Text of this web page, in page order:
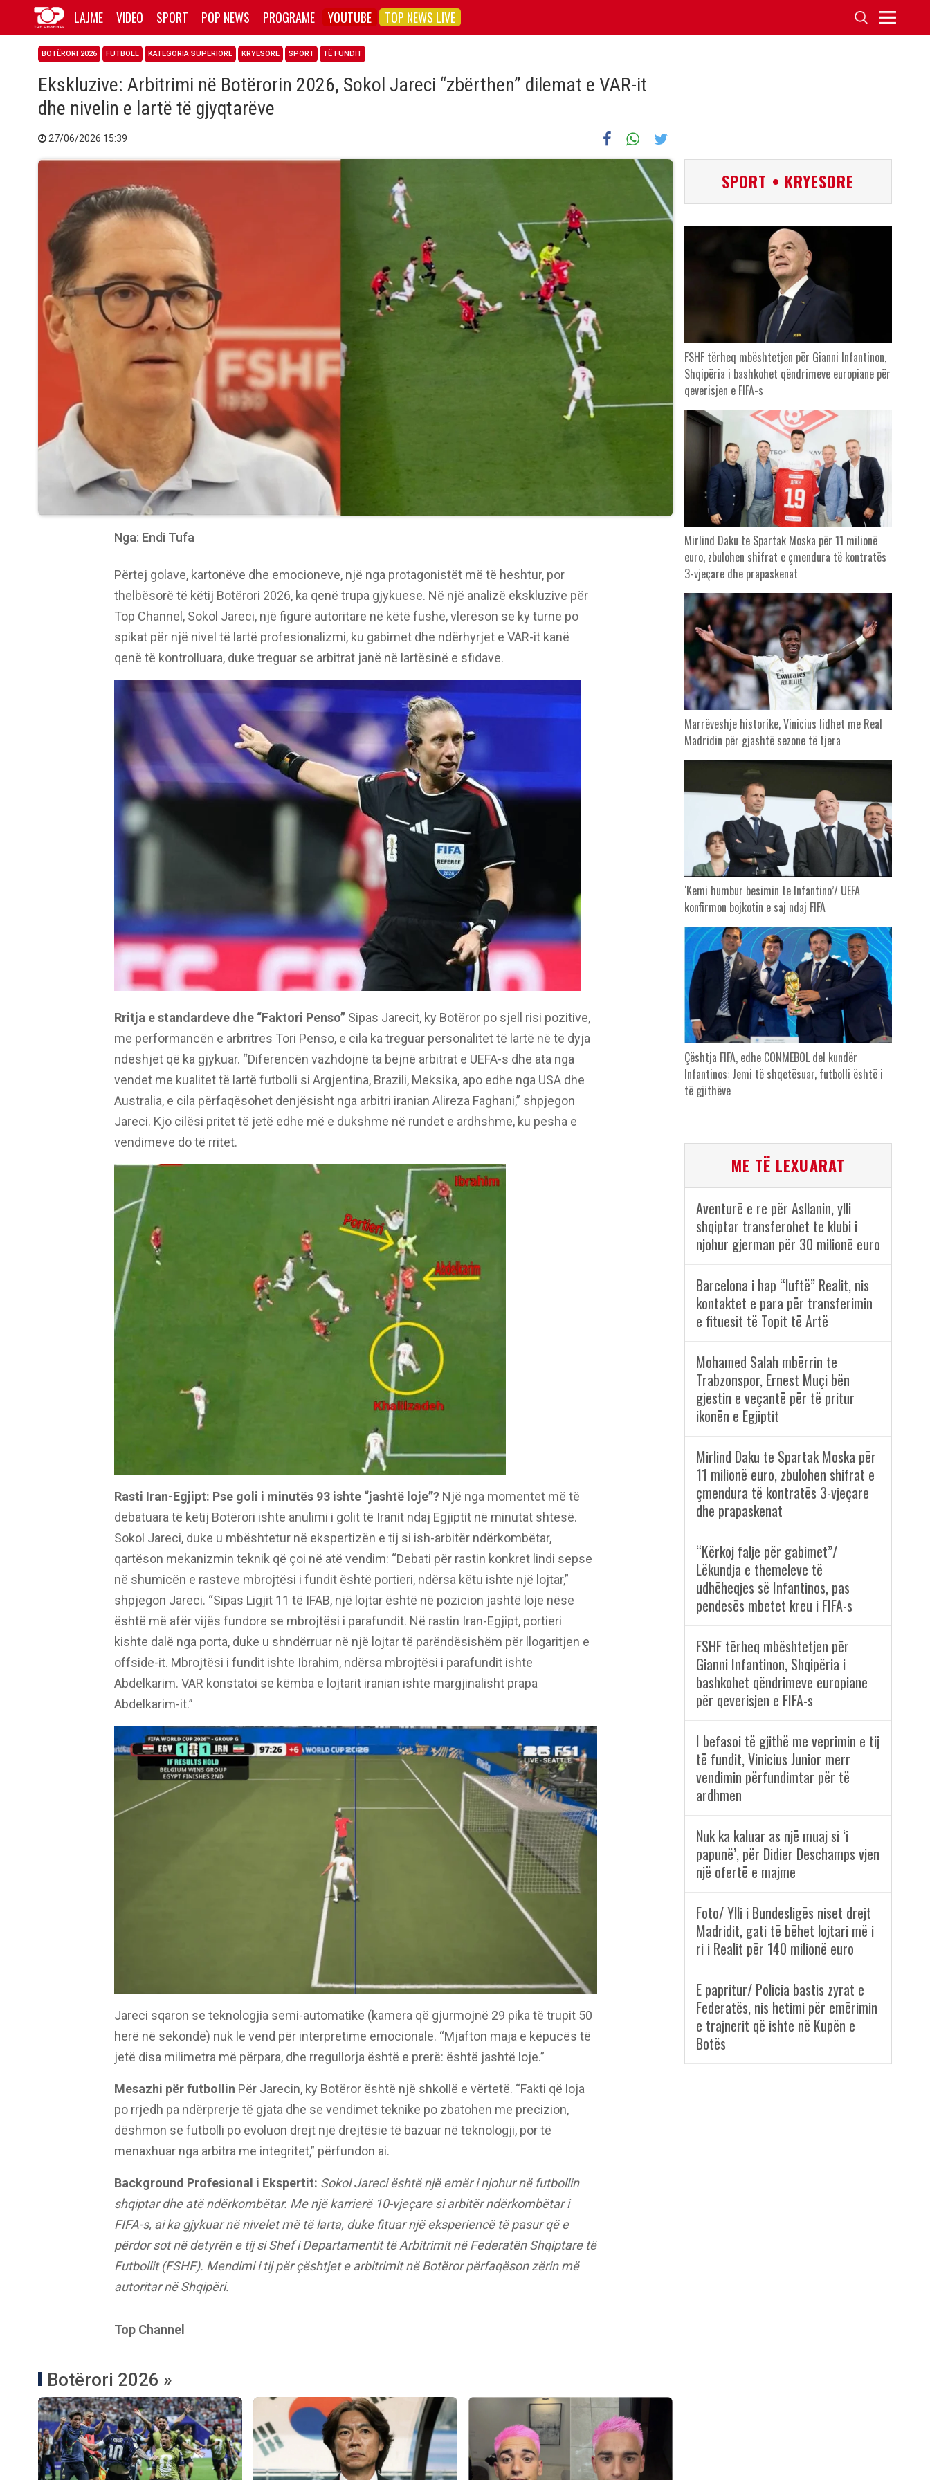
LAJME VIDEO SPORT POP NEWS PROGRAME YOUTUBE TOP NEWS LIVE
BOTËRORI 2026 FUTBOLL KATEGORIA SUPERIORE KRYESORE SPORT TË FUNDIT
Ekskluzive: Arbitrimi në Botërorin 2026, Sokol Jareci “zbërthen” dilemat e VAR-it
dhe nivelin e lartë të gjyqtarëve
27/06/2026 15:39
Nga: Endi Tufa
Përtej golave, kartonëve dhe emocioneve, një nga protagonistët më të heshtur, por
thelbësorë të këtij Botërori 2026, ka qenë trupa gjykuese. Në një analizë ekskluzive për
Top Channel, Sokol Jareci, një figurë autoritare në këtë fushë, vlerëson se ky turne po
spikat për një nivel të lartë profesionalizmi, ku gabimet dhe ndërhyrjet e VAR-it kanë
qenë të kontrolluara, duke treguar se arbitrat janë në lartësinë e sfidave.
Rritja e standardeve dhe “Faktori Penso”Sipas Jarecit, ky Botëror po sjell risi pozitive,
me performancën e arbritres Tori Penso, e cila ka treguar personalitet të lartë në të dyja
ndeshjet që ka gjykuar. “Diferencën vazhdojnë ta bëjnë arbitrat e UEFA-s dhe ata nga
vendet me kualitet të lartë futbolli si Argjentina, Brazili, Meksika, apo edhe nga USA dhe
Australia, e cila përfaqësohet denjësisht nga arbitri iranian Alireza Faghani,” shpjegon
Jareci. Kjo cilësi pritet të jetë edhe më e dukshme në rundet e ardhshme, ku pesha e
vendimeve do të rritet.
Rasti Iran-Egjipt: Pse goli i minutës 93 ishte “jashtë loje”?Një nga momentet më të
debatuara të këtij Botërori ishte anulimi i golit të Iranit ndaj Egjiptit në minutat shtesë.
Sokol Jareci, duke u mbështetur në ekspertizën e tij si ish-arbitër ndërkombëtar,
qartëson mekanizmin teknik që çoi në atë vendim: “Debati për rastin konkret lindi sepse
në shumicën e rasteve mbrojtësi i fundit është portieri, ndërsa këtu ishte një lojtar,”
shpjegon Jareci. “Sipas Ligjit 11 të IFAB, një lojtar është në pozicion jashtë loje nëse
është më afër vijës fundore se mbrojtësi i parafundit. Në rastin Iran-Egjipt, portieri
kishte dalë nga porta, duke u shndërruar në një lojtar të parëndësishëm për llogaritjen e
offside-it. Mbrojtësi i fundit ishte Ibrahim, ndërsa mbrojtësi i parafundit ishte
Abdelkarim. VAR konstatoi se këmba e lojtarit iranian ishte margjinalisht prapa
Abdelkarim-it.”
Jareci sqaron se teknologjia semi-automatike (kamera që gjurmojnë 29 pika të trupit 50
herë në sekondë) nuk le vend për interpretime emocionale. “Mjafton maja e këpucës të
jetë disa milimetra më përpara, dhe rregullorja është e prerë: është jashtë loje.”
Mesazhi për futbollin Për Jarecin, ky Botëror është një shkollë e vërtetë. “Fakti që loja
po rrjedh pa ndërprerje të gjata dhe se vendimet teknike po zbatohen me precizion,
dëshmon se futbolli po evoluon drejt një drejtësie të bazuar në teknologji, por të
menaxhuar nga arbitra me integritet,” përfundon ai.
Background Profesional i Ekspertit: Sokol Jareci është një emër i njohur në futbollin
shqiptar dhe atë ndërkombëtar. Me një karrierë 10-vjeçare si arbitër ndërkombëtar i
FIFA-s, ai ka gjykuar në nivelet më të larta, duke fituar një eksperiencë të pasur që e
përdor sot në detyrën e tij si Shef i Departamentit të Arbitrimit në Federatën Shqiptare të
Futbollit (FSHF). Mendimi i tij për çështjet e arbitrimit në Botëror përfaqëson zërin më
autoritar në Shqipëri.
Top Channel
Botërori 2026 »
SPORT • KRYESORE
FSHF tërheq mbështetjen për Gianni Infantinon,
Shqipëria i bashkohet qëndrimeve europiane për
qeverisjen e FIFA-s
Mirlind Daku te Spartak Moska për 11 milionë
euro, zbulohen shifrat e çmendura të kontratës
3-vjeçare dhe prapaskenat
Marrëveshje historike, Vinicius lidhet me Real
Madridin për gjashtë sezone të tjera
‘Kemi humbur besimin te Infantino’/ UEFA
konfirmon bojkotin e saj ndaj FIFA
Çështja FIFA, edhe CONMEBOL del kundër
Infantinos: Jemi të shqetësuar, futbolli është i
të gjithëve
ME TË LEXUARAT
Aventurë e re për Asllanin, ylli
shqiptar transferohet te klubi i
njohur gjerman për 30 milionë euro
Barcelona i hap “luftë” Realit, nis
kontaktet e para për transferimin
e fituesit të Topit të Artë
Mohamed Salah mbërrin te
Trabzonspor, Ernest Muçi bën
gjestin e veçantë për të pritur
ikonën e Egjiptit
Mirlind Daku te Spartak Moska për
11 milionë euro, zbulohen shifrat e
çmendura të kontratës 3-vjeçare
dhe prapaskenat
“Kërkoj falje për gabimet”/
Lëkundja e themeleve të
udhëheqjes së Infantinos, pas
pendesës mbetet kreu i FIFA-s
FSHF tërheq mbështetjen për
Gianni Infantinon, Shqipëria i
bashkohet qëndrimeve europiane
për qeverisjen e FIFA-s
I befasoi të gjithë me veprimin e tij
të fundit, Vinicius Junior merr
vendimin përfundimtar për të
ardhmen
Nuk ka kaluar as një muaj si ‘i
papunë’, për Didier Deschamps vjen
një ofertë e majme
Foto/ Ylli i Bundesligës niset drejt
Madridit, gati të bëhet lojtari më i
ri i Realit për 140 milionë euro
E papritur/ Policia bastis zyrat e
Federatës, nis hetimi për emërimin
e trajnerit që ishte në Kupën e
Botës